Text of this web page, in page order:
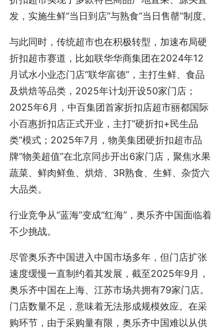
发，实施生鲜“当日到店”与熟食“当日售罄”制度。
与此同时，传统超市也在积极转型，加速布局硬
折扣超市赛道，比如联华华商集团在2024年12
月试水小业态门店“联华富德”，主打生鲜、食品
及烘焙等品类，2025年计划开设50家门店；
2025年6月，中百集团首家折扣店超市丽都国际
小百惠折扣店正式开业，主打“硬折扣+民生品
类”模式；2025年7月，物美集团硬折扣超市品
牌“物美超值”在北京同步开出6家门店，聚焦水果
蔬菜、鲜肉鲜鱼、烘焙、3R熟食、生鲜、杂货六
大品类。
行业竞争从“蓝海”变成“红海”，奥乐齐中国面临着
不少挑战。
尽管奥乐齐中国进入中国市场多年，但门店扩张
速度缓慢一直制约着其发展，截至2025年9月，
奥乐齐中国在上海、江苏市场共拥有79家门店。
门店数量不足，意味着无法形成规模效应。在采
购环节，由于采购量有限，奥乐齐中国难以从供